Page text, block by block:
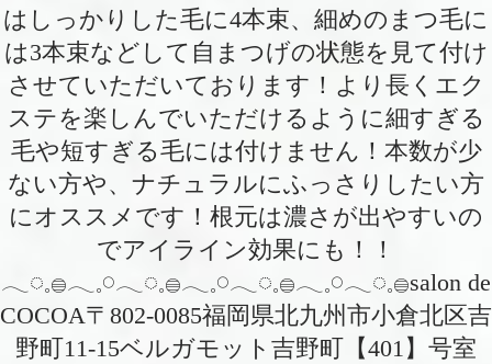
はしっかりした毛に4本束、細めのまつ毛に
は3本束などして自まつげの状態を見て付け
させていただいております！より長くエク
ステを楽しんでいただけるように細すぎる
毛や短すぎる毛には付けません！本数が少
ない方や、ナチュラルにふっさりしたい方
にオススメです！根元は濃さが出やすいの
でアイライン効果にも！！
𓂃◌𓈒𓐍𓂃𓈒𓏸𓂃◌𓈒𓐍𓂃𓈒𓏸𓂃◌𓈒𓐍𓂃𓈒𓏸𓂃◌𓈒𓐍salon de
COCOA〒802-0085福岡県北九州市小倉北区吉
野町11-15ベルガモット吉野町【401】号室︎